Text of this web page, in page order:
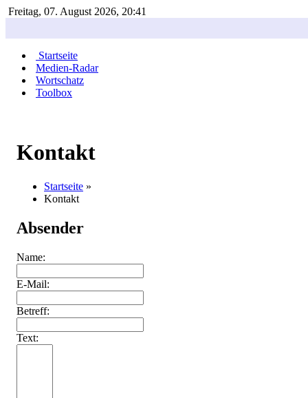
Freitag, 07. August 2026, 20:41
Startseite
Medien-Radar
Wortschatz
Toolbox
Kontakt
Startseite »
Kontakt
Absender
Name:
E-Mail:
Betreff:
Text: